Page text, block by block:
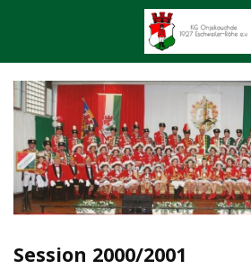
Session 2000/2001